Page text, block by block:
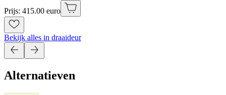
Prijs: 415.00 euro
Bekijk alles in draaideur
Alternatieven